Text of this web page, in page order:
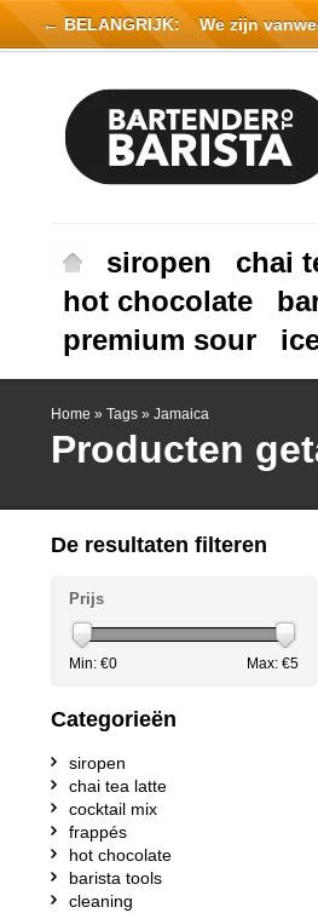
siropen chai
hot chocolate
premium sour
Home » Tags » Jamaica
Producten
De resultaten filteren
Prijs
Min: €0 Max: €5
Categorieën
siropen
chai tea latte
cocktail mix
frappés
hot chocolate
barista tools
cleaning
← BELANGRIJK: We zijn